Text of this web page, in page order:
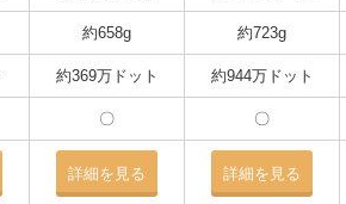
約658g 約723g
約369万ドット 約944万ドット
〇 〇
詳細を見る 詳細を見る